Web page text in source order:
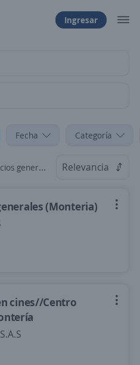
Ingresar
Fecha Categoría
en Córdoba Relevancia
(Monteria)
cines//Centro